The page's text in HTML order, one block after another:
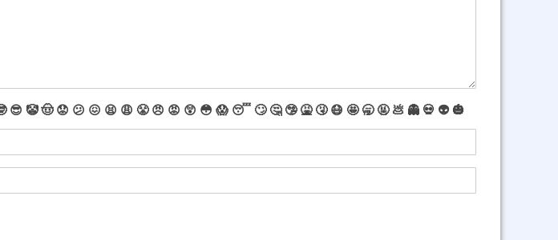
😎 🤡🤠 😟 😕 😖 😫 😩 😤 😠 😡 😲 😳 😱 😴 🙄 🤔 🤥 🤮 🤧 😷 🤩 🥱 🤬 💩 👻 💀 👽 🎃